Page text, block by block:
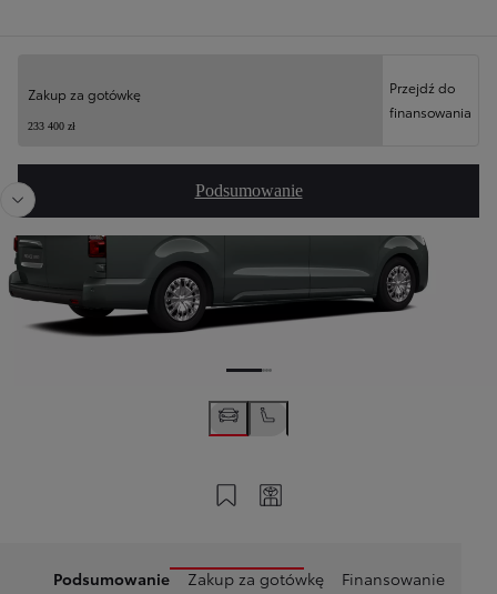
Zakup za gotówkę
233 400 zł
Przejdź do
finansowania
Podsumowanie
Zapisz na swoim koncie
Podsumowanie Zakup za gotówkę Finansowanie